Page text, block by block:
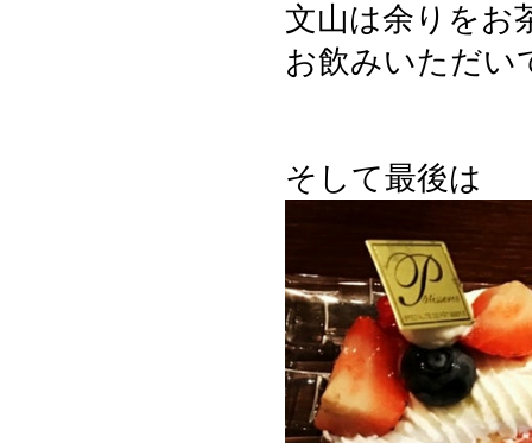
文山は余りをお
お飲みいただい
そして最後は